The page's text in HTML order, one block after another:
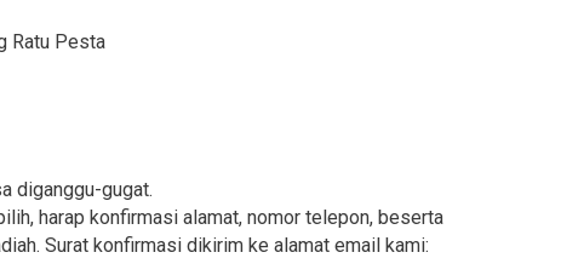
Ratu Pesta
diganggu-gugat.
harap konfirmasi alamat, nomor telepon, beserta
Surat konfirmasi dikirim ke alamat email kami: